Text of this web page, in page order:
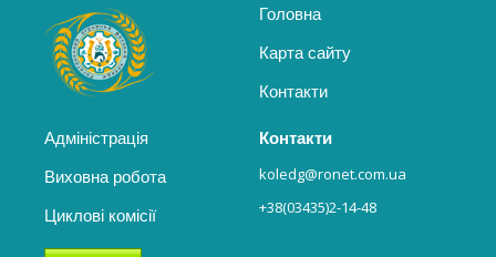
Головна
Карта сайту
Контакти
Адміністрація
Виховна робота
Циклові комісії
Контакти
koledg@ronet.com.ua
+38(03435)2-14-48